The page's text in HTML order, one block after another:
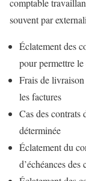
souvent par
Éclatement des
pour permettre
Frais de
les factures
Cas des contrats
déterminée
Éclatement du
d’échéances des